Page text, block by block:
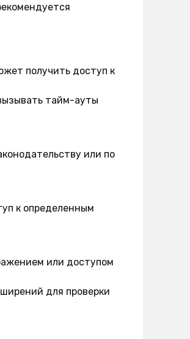
получить доступ к
тайм-ауты
или по
к определенным
или доступом
для проверки